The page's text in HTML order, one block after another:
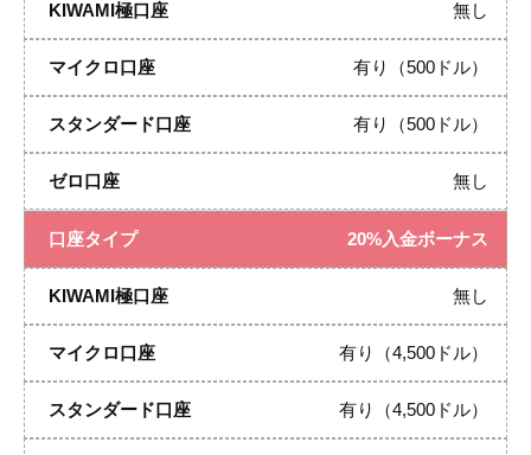
無し
有り （500ドル）
有り （500ドル）
無し
20%入金ボーナス
無し
有り （4,500ドル）
有り （4,500ドル）